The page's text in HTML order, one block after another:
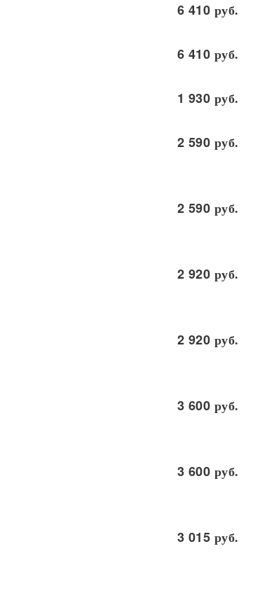
6 410 руб.
6 410 руб.
1 930 руб.
2 590 руб.
2 590 руб.
2 920 руб.
2 920 руб.
3 600 руб.
3 600 руб.
3 015 руб.